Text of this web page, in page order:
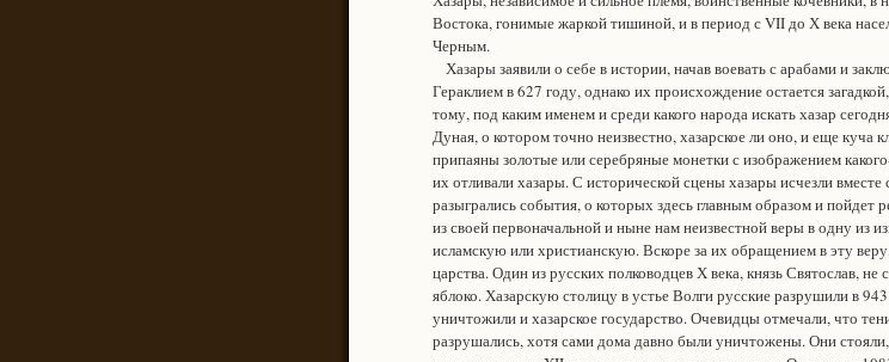
Востока, гонимые жаркой тишиной, и в период с VII до Х века
Черным.
Хазары заявили о себе в истории, начав воевать с арабами и
Гераклием в 627 году, однако их происхождение остается
тому, под каким именем и среди какого народа искать хазар
Дуная, о котором точно неизвестно, хазарское ли оно, и еще куча
припаяны золотые или серебряные монетки с изображением
их отливали хазары. С исторической сцены хазары исчезли вместе
разыгрались события, о которых здесь главным образом и пойдет
из своей первоначальной и ныне нам неизвестной веры в одну из
исламскую или христианскую. Вскоре за их обращением в эту
царства. Один из русских полководцев Х века, князь Святослав, не
яблоко. Хазарскую столицу в устье Волги русские разрушили в
уничтожили и хазарское государство. Очевидцы отмечали, что
разрушались, хотя сами дома давно были уничтожены. Они